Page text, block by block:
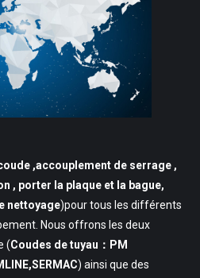
,accouplement de serrage ,
, porter la plaque et la bague,
nettoyage)pour tous les différents
Nous offrons les deux
(Coudes de tuyau：PM
) ainsi que des